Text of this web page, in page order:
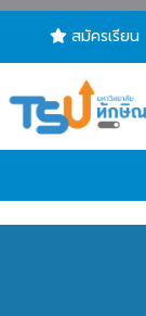
สมัครเรียน